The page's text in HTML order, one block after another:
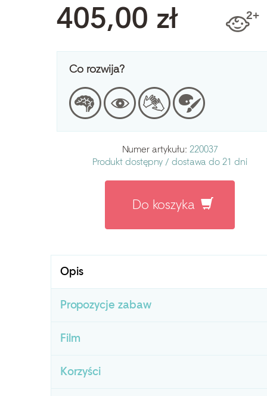
405,00 zł
Co rozwija?
Numer artykułu: 220037
Produkt dostępny / dostawa do 21 dni
Do koszyka
Opis
Propozycje zabaw
Film
Korzyści